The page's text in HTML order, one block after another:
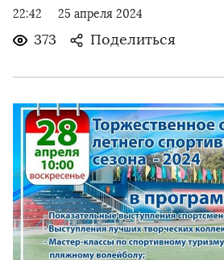
22:42 25 апреля 2024
373 Поделиться